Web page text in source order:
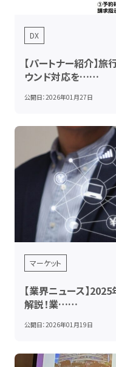
DX
【パートナー紹介】
ウンド対応を……
公開日：2026年01月27日
マーケット
【業界ニュース】
解説！業……
公開日：2026年01月19日